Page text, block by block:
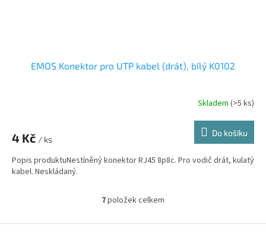
EMOS Konektor pro UTP kabel (drát), bílý K0102
Skladem (>5 ks)
4 Kč / ks
Do košíku
Popis produktuNestíněný konektor RJ45 8p8c. Pro vodič drát, kulatý
kabel. Neskládaný.
O
l
7položek celkem